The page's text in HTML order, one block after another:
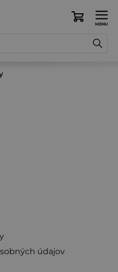
Nákupný
údajov